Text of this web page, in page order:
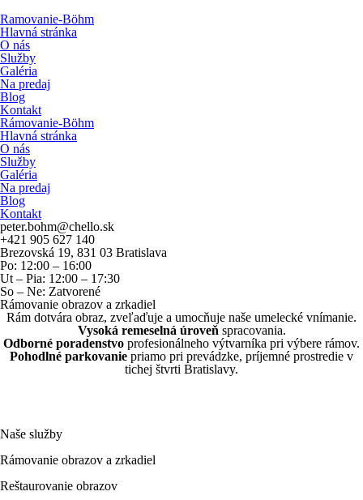
Ramovanie-Böhm
Hlavná stránka
O nás
Služby
Galéria
Na predaj
Blog
Kontakt
Rámovanie-Böhm
Hlavná stránka
O nás
Služby
Galéria
Na predaj
Blog
Kontakt
peter.bohm@chello.sk
+421 905 627 140
Brezovská 19, 831 03 Bratislava
Po: 12:00 – 16:00
Ut – Pia: 12:00 – 17:30
So – Ne: Zatvorené
Rámovanie obrazov a zrkadiel
Rám dotvára obraz, zveľaďuje a umocňuje naše umelecké vnímanie.
Vysoká remeselná úroveň spracovania.
Odborné poradenstvo profesionálneho výtvarníka pri výbere rámov.
Pohodlné parkovanie priamo pri prevádzke, príjemné prostredie v
tichej štvrti Bratislavy.
Naše služby
Rámovanie obrazov a zrkadiel
Reštaurovanie obrazov